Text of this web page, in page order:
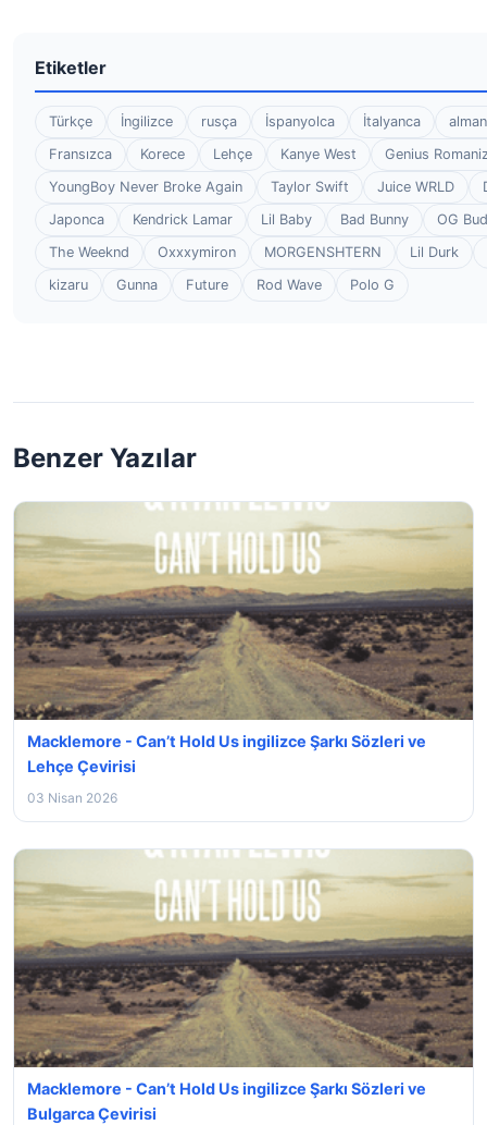
Etiketler
Türkçe İngilizce rusça İspanyolca İtalyanca
Fransızca
Korece Lehçe Kanye West
Genius
YoungBoy Never Broke Again
Taylor Swift Juice WRLD
Japonca
Kendrick Lamar Lil Baby Bad Bunny
OG
The Weeknd
Oxxxymiron MORGENSHTERN
Lil Durk
kizaru
Gunna Future Rod Wave Polo G
Benzer Yazılar
Macklemore - Can’t Hold Us ingilizce Şarkı Sözleri ve
Lehçe Çevirisi
03 Nisan 2026
Macklemore - Can’t Hold Us ingilizce Şarkı Sözleri ve
Bulgarca Çevirisi